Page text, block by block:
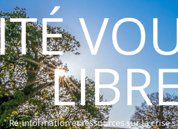
Ré-information et ressources sur la crise